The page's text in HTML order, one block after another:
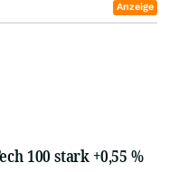
Anzeige
100 stark +0,55 %